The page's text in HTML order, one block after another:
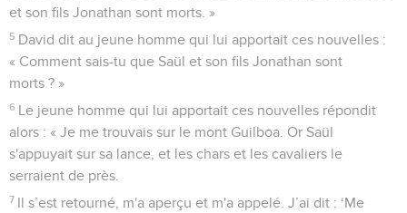
et son fils Jonathan sont morts. »
5 David dit au jeune homme qui lui apportait ces nouvelles :
« Comment sais-tu que Saül et son fils Jonathan sont
morts ? »
6 Le jeune homme qui lui apportait ces nouvelles répondit
alors : « Je me trouvais sur le mont Guilboa. Or Saül
s'appuyait sur sa lance, et les chars et les cavaliers le
serraient de près.
7 Il s’est retourné, m'a aperçu et m'a appelé. J’ai dit : ‘Me